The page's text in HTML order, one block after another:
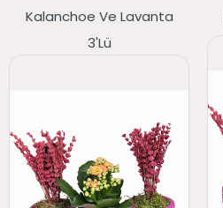
Kalanchoe Ve Lavanta
3'lü